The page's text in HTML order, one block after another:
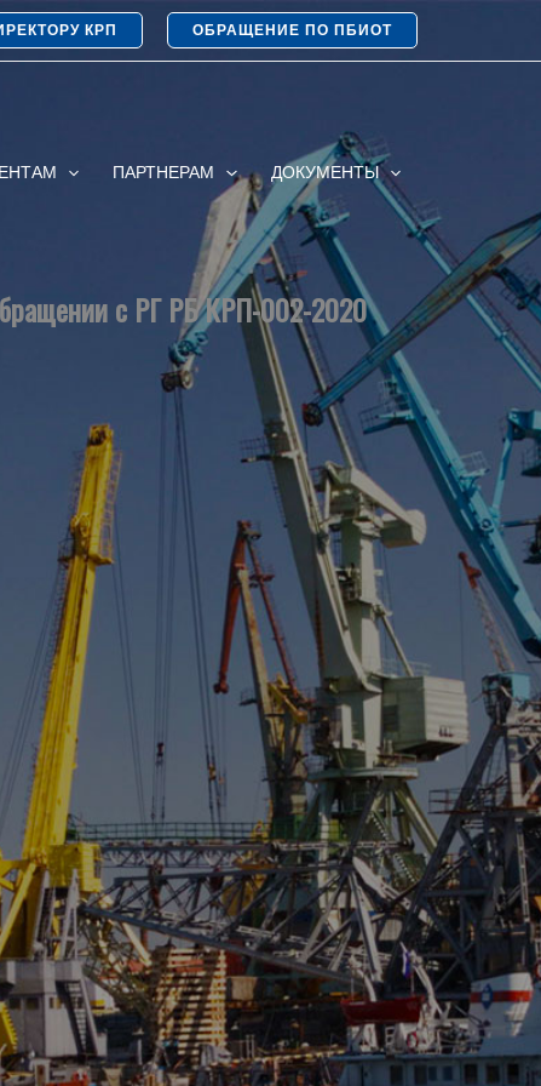
КРП ОБРАЩЕНИЕ ПО ПБИОТ
ПАРТНЕРАМ ДОКУМЕНТЫ
с РГ РБ КРП-002-2020